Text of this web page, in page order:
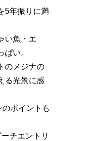
5年振りに満
い魚・エ
ぱい。
のメジナの
る光景に感
ポイントも
チエントリ